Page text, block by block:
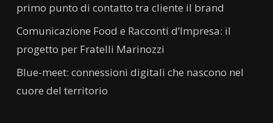
primo punto di contatto tra cliente il brand
Comunicazione Food e Racconti d’Impresa: il
progetto per Fratelli Marinozzi
Blue-meet: connessioni digitali che nascono nel
cuore del territorio